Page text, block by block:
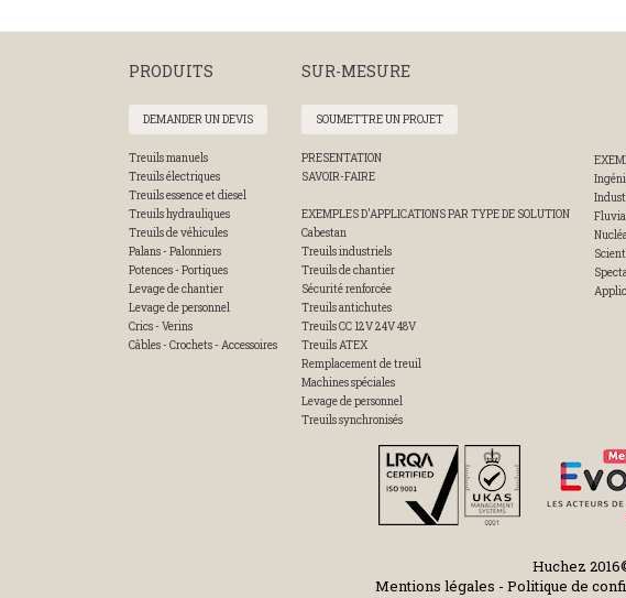
PRODUITS
DEMANDER UN DEVIS
Treuils manuels
Treuils électriques
Treuils essence et diesel
Treuils hydrauliques
Treuils de véhicules
Palans - Palonniers
Potences - Portiques
Levage de chantier
Levage de personnel
Crics - Verins
Câbles - Crochets - Accessoires
SUR-MESURE
SOUMETTRE UN PROJET
PRESENTATION
SAVOIR-FAIRE
EXEMPLES D'APPLICATIONS PAR TYPE DE SOLUTION
Cabestan
Treuils industriels
Treuils de chantier
Sécurité renforcée
Treuils antichutes
Treuils CC 12V 24V 48V
Treuils ATEX
Remplacement de treuil
Machines spéciales
Levage de personnel
Treuils synchronisés
Huchez
Mentions légales - Politique de